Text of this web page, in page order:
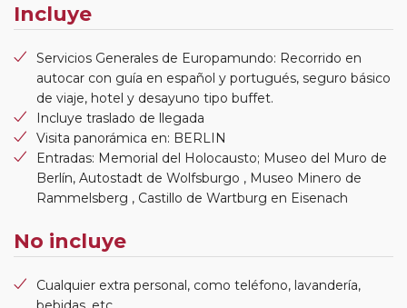
Incluye
Servicios Generales de Europamundo: Recorrido en
autocar con guía en español y portugués, seguro básico
de viaje, hotel y desayuno tipo buffet.
Incluye traslado de llegada
Visita panorámica en: BERLIN
Entradas: Memorial del Holocausto; Museo del Muro de
Berlín, Autostadt de Wolfsburgo , Museo Minero de
Rammelsberg , Castillo de Wartburg en Eisenach
No incluye
Cualquier extra personal, como teléfono, lavandería,